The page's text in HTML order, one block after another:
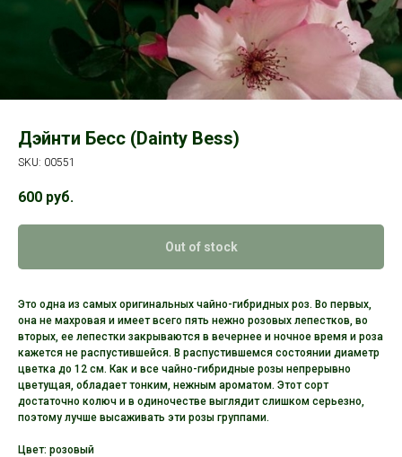
Дэйнти Бесс (Dainty Bess)
SKU: 00551
600 руб.
Out of stock
Это одна из самых оригинальных чайно-гибридных роз. Во первых,
она не махровая и имеет всего пять нежно розовых лепестков, во
вторых, ее лепестки закрываются в вечернее и ночное время и роза
кажется не распустившейся. В распустившемся состоянии диаметр
цветка до 12 см. Как и все чайно-гибридные розы непрерывно
цветущая, обладает тонким, нежным ароматом. Этот сорт
достаточно колюч и в одиночестве выглядит слишком серьезно,
поэтому лучше высаживать эти розы группами.
Цвет: розовый